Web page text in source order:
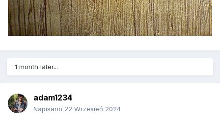
1 month later...
adam1234
Napisano 22 Wrzesień 2024